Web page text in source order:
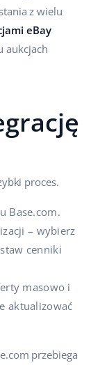
z wielu
eBay
aukcjach
proces.
Base.com.
– wybierz
cenniki
masowo i
aktualizować
przebiega